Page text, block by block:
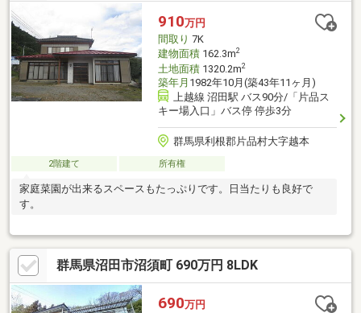
910万円
間取り 7K
建物面積162.3m2
土地面積1320.2m2
築年月 1982年10月(築43年11ヶ月)
上越線 沼田駅 バス90分/「片品ス
キー場入口」バス停 停歩3分
群馬県利根郡片品村大字越本
2階建て 所有権
家庭菜園が出来るスペースもたっぷりです。日当たりも良好で
す。
群馬県沼田市沼須町 690万円 8LDK
690万円